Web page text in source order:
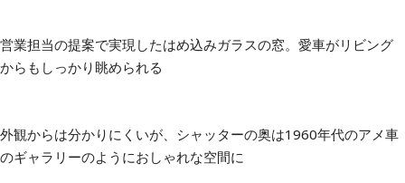
営業担当の提案で実現したはめ込みガラスの窓。愛車がリビング
からもしっかり眺められる
外観からは分かりにくいが、シャッターの奥は1960年代のアメ車
のギャラリーのようにおしゃれな空間に